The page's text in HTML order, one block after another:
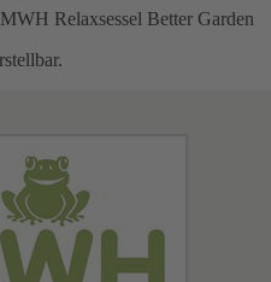
MWH Relaxsessel Better Garden